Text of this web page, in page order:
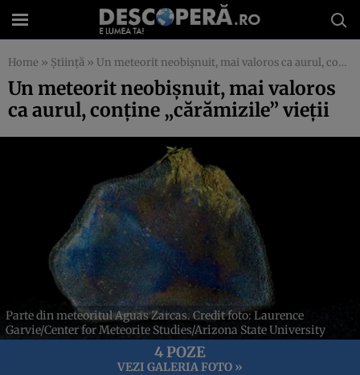
Home » Știință » Un meteorit neobișnuit, mai valoros ca aurul, conține „cărămizile” vieții
Un meteorit neobișnuit, mai valoros
ca aurul, conține „cărămizile” vieții
Parte din meteoritul Aguas Zarcas. Credit foto: Laurence
Garvie/Center for Meteorite Studies/Arizona State University
4 POZE
VEZI GALERIA FOTO »